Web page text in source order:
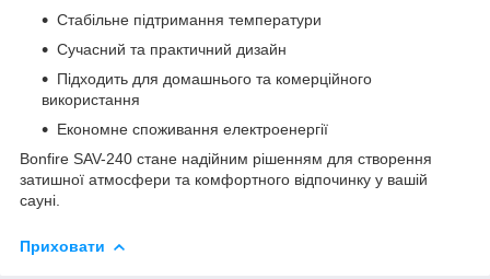
Стабільне підтримання температури
Сучасний та практичний дизайн
Підходить для домашнього та комерційного
використання
Економне споживання електроенергії
Bonfire SAV-240 стане надійним рішенням для створення
затишної атмосфери та комфортного відпочинку у вашій
сауні.
Приховати